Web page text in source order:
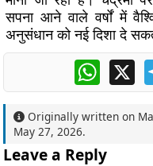
सपना आने वाले वर्षों में
अनुसंधान को नई दिशा दे
X
Originally written on
May 27, 2026.
Leave a Reply